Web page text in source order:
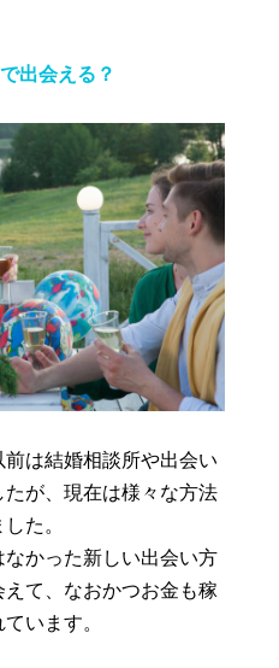
出会える？
は結婚相談所や出会い
が、現在は様々な方法
た。
なかった新しい出会い方
て、なおかつお金も稼
います。